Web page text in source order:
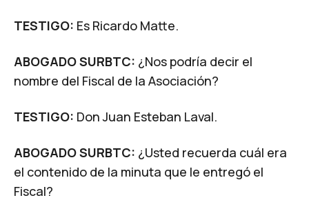
TESTIGO: Es Ricardo Matte.
ABOGADO SURBTC: ¿Nos podría decir el
nombre del Fiscal de la Asociación?
TESTIGO: Don Juan Esteban Laval.
ABOGADO SURBTC: ¿Usted recuerda cuál era
el contenido de la minuta que le entregó el
Fiscal?